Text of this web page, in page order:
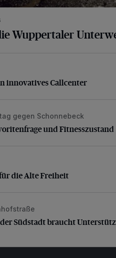
Wuppertaler
innovatives Callcenter
innovatives Callcenter
und Fitnesszustand
gegen Schonnebeck
und Fitnesszustand
die Alte Freiheit
die Alte Freiheit
Südstadt braucht
Südstadt braucht